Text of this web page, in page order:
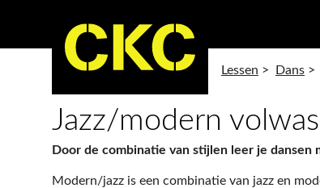
Lessen > Dans >
Jazz/modern
Door de combinatie van stijlen leer je dansen
Modern/jazz is een combinatie van jazz en